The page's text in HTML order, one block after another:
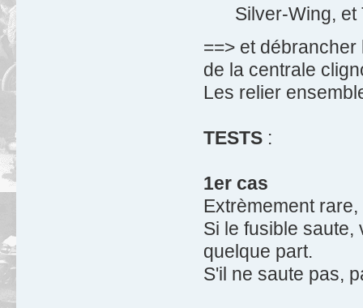
Silver-Wing, et
==> et
de la centrale
Les relier
TESTS :
1er cas
Extrèmement
Si le fusible saute,
quelque part.
S'il ne saute pas,